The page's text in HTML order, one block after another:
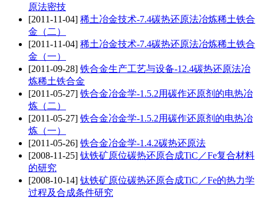
原法密技
[2011-11-04] 稀土冶金技术-7.4碳热还原法冶炼稀土铁合
金（二）
[2011-11-04] 稀土冶金技术-7.4碳热还原法冶炼稀土铁合
金（一）
[2011-09-28] 铁合金生产工艺与设备-12.4碳热还原法冶
炼稀土铁合金
[2011-05-27] 铁合金冶金学-1.5.2用碳作还原剂的电热冶
炼（二）
[2011-05-27] 铁合金冶金学-1.5.2用碳作还原剂的电热冶
炼（一）
[2011-05-26] 铁合金冶金学-1.4.2碳热还原法
[2008-11-25] 钛铁矿原位碳热还原合成TiC／Fe复合材料
的研究
[2008-10-14] 钛铁矿原位碳热还原合成TiC／Fe的热力学
过程及合成条件研究